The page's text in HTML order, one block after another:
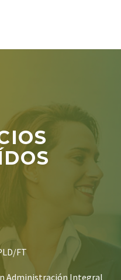
FT
Administración Integral